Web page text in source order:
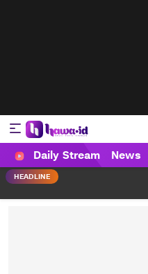
HAWA
Haluan Wanita
Daily Stream News
HEADLINE